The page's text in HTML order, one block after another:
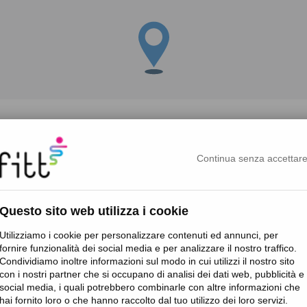
Continua senza accettare
Questo sito web utilizza i cookie
Utilizziamo i cookie per personalizzare contenuti ed annunci, per
fornire funzionalità dei social media e per analizzare il nostro traffico.
Condividiamo inoltre informazioni sul modo in cui utilizzi il nostro sito
con i nostri partner che si occupano di analisi dei dati web, pubblicità e
social media, i quali potrebbero combinarle con altre informazioni che
hai fornito loro o che hanno raccolto dal tuo utilizzo dei loro servizi.
de toutes les actualités
des avant-premières de nos produits et accéder à des
.